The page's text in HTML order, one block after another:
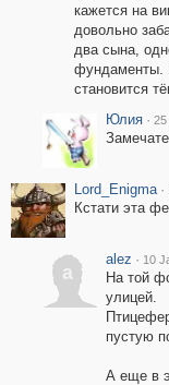
кажется на
довольно
два сына,
фундаменты.
становится
Юлия · 25
Lord_Enigma ·
Кстати эта
a
alez · 10
На той
улицей.
пустую
А еще в